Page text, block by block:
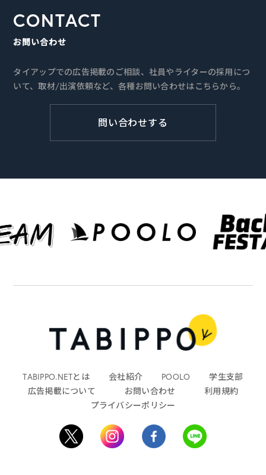
CONTACT
お問い合わせ
タイアップでの広告掲載のご相談、社員やライターの採用につ
いて、取材/出演依頼など、各種お問い合わせはこちらから。
問い合わせする
TABIPPO.NETとは 会社紹介 POOLO
学生支部
広告掲載について
お問い合わせ
利用規約
プライバシーポリシー